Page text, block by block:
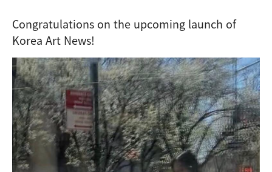
Congratulations on the upcoming launch of
Korea Art News!